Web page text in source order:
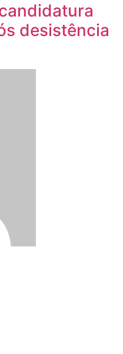
desistência